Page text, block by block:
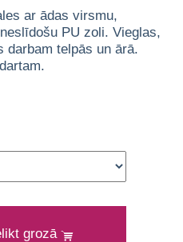
ar ādas virsmu,
PU zoli. Vieglas,
darbam telpās un ārā.
grozā